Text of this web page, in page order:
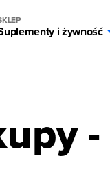
i żywność